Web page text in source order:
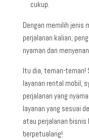
cukup.
Dengan memilih jenis
perjalanan kalian,
nyaman dan
Itu dia, teman-teman!
layanan rental mobil,
perjalanan yang
layanan yang sesuai
atau perjalanan bisnis
berpetualang!